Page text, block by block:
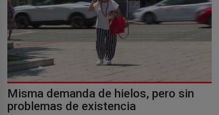
Misma demanda de hielos, pero sin
problemas de existencia